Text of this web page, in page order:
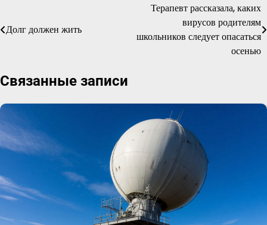
по
Долг должен жить
Терапевт рассказала, каких
вирусов родителям
школьников следует опасаться
осенью
Связанные записи